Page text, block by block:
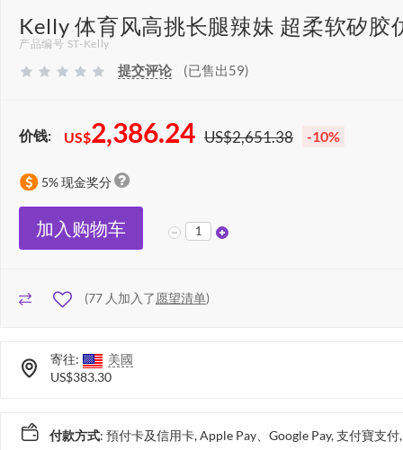
Kelly 体育风高挑长腿辣妹 超柔软矽胶
产品编号 ST-Kelly
提交评论 (已售出59)
价钱: US$2,386.24 US$2,651.38 -10%
5% 现金奖分
加入购物车
(77 人加入了愿望清单)
寄往:
美國
US$383.30
付款方式: 預付卡及信用卡, Apple Pay、Google Pay, 支付寶支